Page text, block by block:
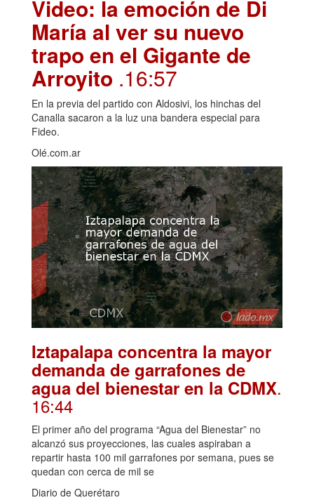
Video: la emoción de Di
María al ver su nuevo
trapo en el Gigante de
Arroyito .16:57
En la previa del partido con Aldosivi, los hinchas del
Canalla sacaron a la luz una bandera especial para
Fideo.
Olé.com.ar
Iztapalapa concentra la mayor
demanda de garrafones de
agua del bienestar en la CDMX.
16:44
El primer año del programa “Agua del Bienestar” no
alcanzó sus proyecciones, las cuales aspiraban a
repartir hasta 100 mil garrafones por semana, pues se
quedan con cerca de mil se
Diario de Querétaro